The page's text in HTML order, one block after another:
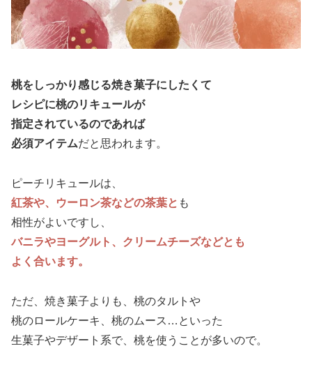
桃をしっかり感じる焼き菓子にしたくて
レシピに桃のリキュールが
指定されているのであれば
必須アイテムだと思われます。
ピーチリキュールは、
紅茶や、ウーロン茶などの茶葉と も
相性がよいですし、
バニラやヨーグルト、クリームチーズなどとも
よく合います。
ただ、焼き菓子よりも、桃のタルトや
桃のロールケーキ、桃のムース…といった
生菓子やデザート系で、桃を使うことが多いので。